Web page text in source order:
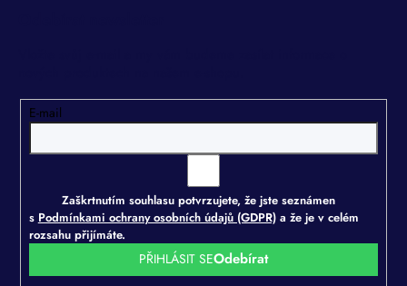
E-mail
Zaškrtnutím souhlasu potvrzujete, že jste seznámen
s Podmínkami ochrany osobních údajů (GDPR)a že je v celém
rozsahu přijímáte.
PŘIHLÁSIT SE